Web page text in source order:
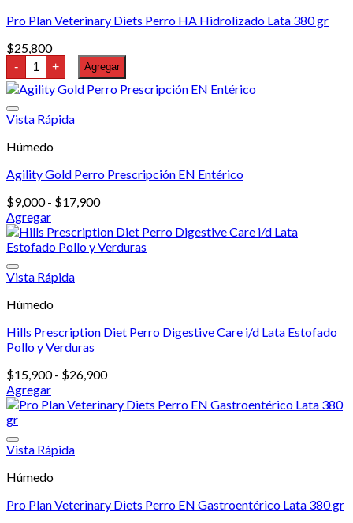
Pro Plan Veterinary Diets Perro HA Hidrolizado Lata 380 gr
$25,800
- Pro
Plan
Veterinary
Diets
HA
Lata
gr
cantidad
+ Agregar
Vista Rápida
Húmedo
Agility Gold Perro Prescripción EN Entérico
$9,000 - $17,900Rango
precios:
desde
Agregar
Este
producto
múltiples
Las
se
pueden
en
la
página
de
producto
Vista Rápida
Húmedo
Hills Prescription Diet Perro Digestive Care i/d Lata Estofado
Pollo y Verduras
$15,900 - $26,900Rango
precios:
Agregar
Este
producto
múltiples
Las
se
Vista Rápida
Húmedo
Pro Plan Veterinary Diets Perro EN Gastroentérico Lata 380 gr